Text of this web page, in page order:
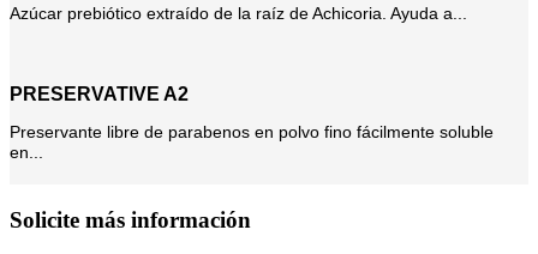
Azúcar prebiótico extraído de la raíz de Achicoria. Ayuda a...
PRESERVATIVE A2
Preservante libre de parabenos en polvo fino fácilmente soluble
en...
Solicite más información